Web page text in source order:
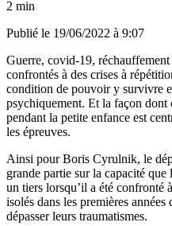
2 min
Publié le 19/06/2022 à 9:07
Guerre, covid-19,
confrontés à des crises à
condition de pouvoir y survivre
psychiquement. Et la façon dont
pendant la petite enfance est
les épreuves.
Ainsi pour Boris Cyrulnik, le
grande partie sur la capacité
un tiers lorsqu’il a été confronté
isolés dans les premières
dépasser leurs traumatismes.